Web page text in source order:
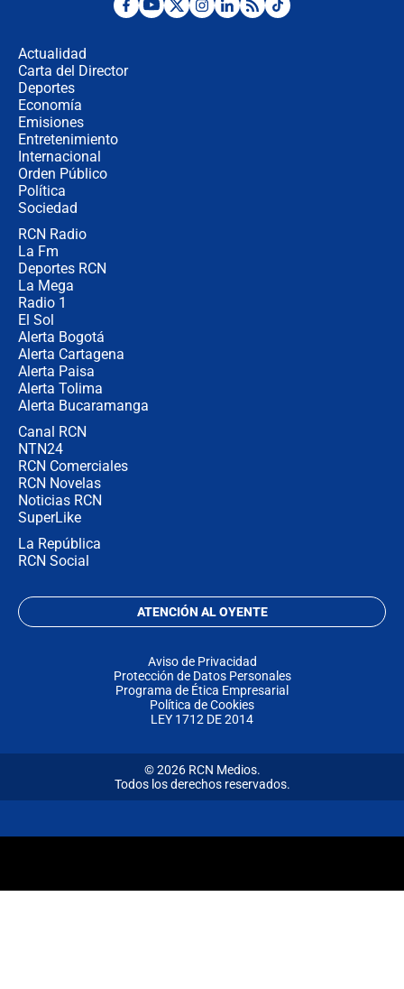
¿Por qué De la Espriella gobernará
Actualidad
Carta del Director
Deportes
Economía
Emisiones
Entretenimiento
Internacional
Orden Público
Política
Sociedad
RCN Radio
La Fm
Deportes RCN
La Mega
Radio 1
El Sol
Alerta Bogotá
Alerta Cartagena
Alerta Paisa
Alerta Tolima
Alerta Bucaramanga
Canal RCN
NTN24
RCN Comerciales
RCN Novelas
Noticias RCN
SuperLike
La República
RCN Social
ATENCIÓN AL OYENTE
Aviso de Privacidad
Protección de Datos Personales
Programa de Ética Empresarial
Política de Cookies
LEY 1712 DE 2014
© 2026 RCN Medios.
Todos los derechos reservados.